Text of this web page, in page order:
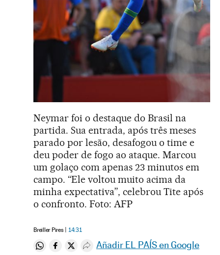
Neymar foi o destaque do Brasil na
partida. Sua entrada, após três meses
parado por lesão, desafogou o time e
deu poder de fogo ao ataque. Marcou
um golaço com apenas 23 minutos em
campo. “Ele voltou muito acima da
minha expectativa”, celebrou Tite após
o confronto. Foto: AFP
Breiller Pires 14:31
Compartir en Whatsapp
Compartir en Facebook
Compartir en Twitter
Desplegar Redes Sociales
Añadir EL PAÍS en Google